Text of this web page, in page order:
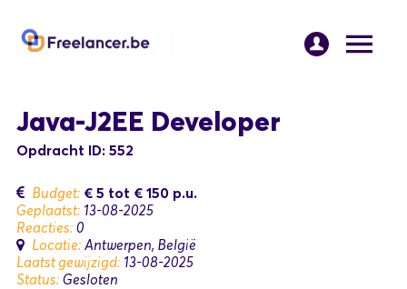
Java-J2EE Developer
Opdracht ID: 552
Budget: € 5 tot € 150 p.u.
Geplaatst: 13-08-2025
Reacties: 0
Locatie: Antwerpen, België
Laatst gewijzigd: 13-08-2025
Status: Gesloten